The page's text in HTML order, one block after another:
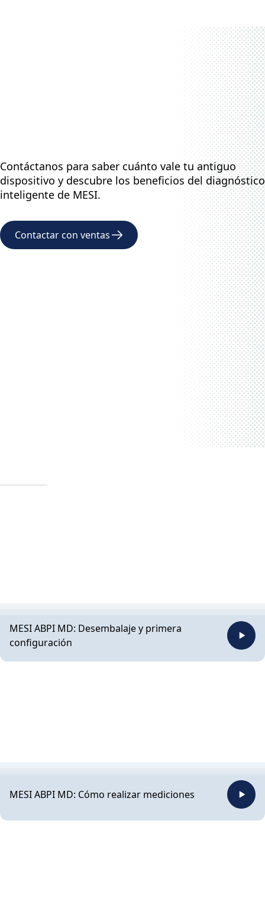
Contáctanos para saber cuánto vale tu antiguo
dispositivo y descubre los beneficios del diagnóstico
inteligente de MESI.
Contactar con ventas
MESI ABPI MD: Desembalaje y primera
configuración
MESI ABPI MD: Cómo realizar mediciones